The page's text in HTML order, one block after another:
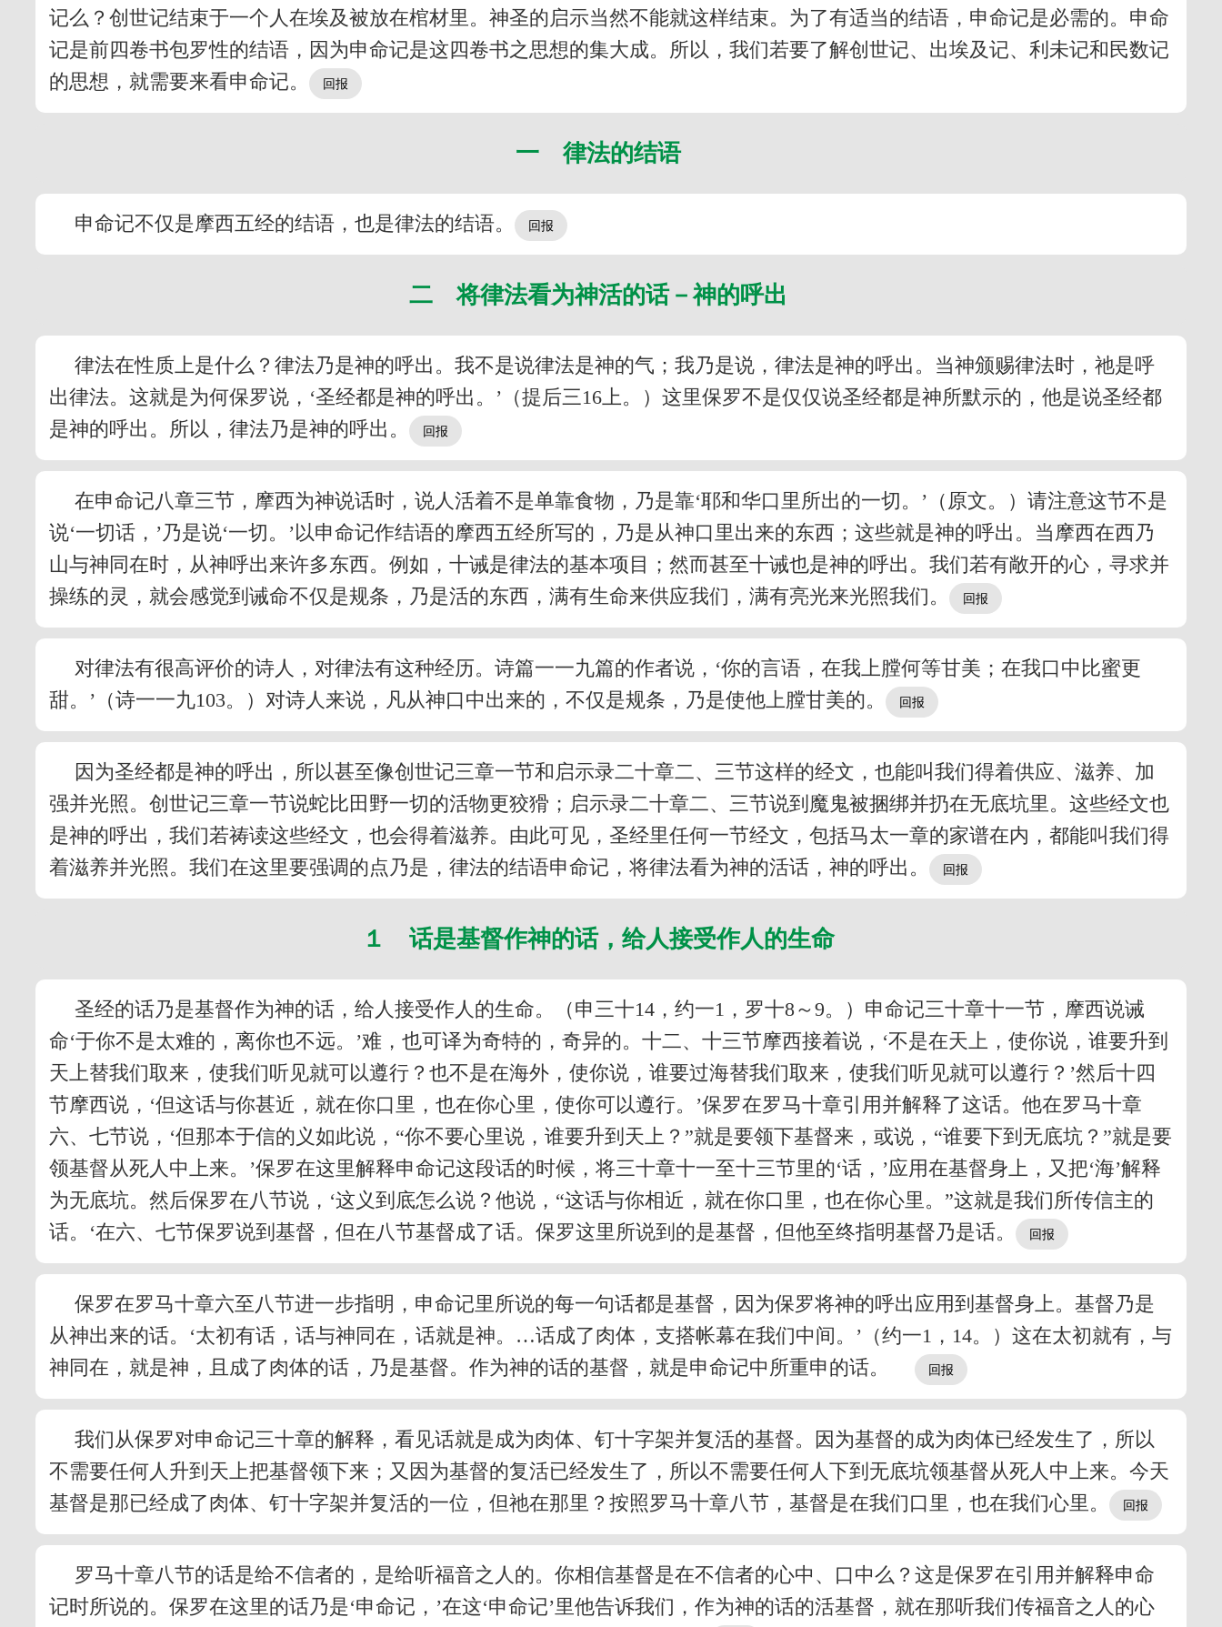
记么？创世记结束于一个人在埃及被放在棺材里。神圣的启示当然不能就这样结束。为了有适当的结语，申命记是必需的。申命
记是前四卷书包罗性的结语，因为申命记是这四卷书之思想的集大成。所以，我们若要了解创世记、出埃及记、利未记和民数记
的思想，就需要来看申命记。
一 律法的结语
申命记不仅是摩西五经的结语，也是律法的结语。
二 将律法看为神活的话－神的呼出
律法在性质上是什么？律法乃是神的呼出。我不是说律法是神的气；我乃是说，律法是神的呼出。当神颁赐律法时，祂是呼
出律法。这就是为何保罗说，‘圣经都是神的呼出。’（提后三16上。）这里保罗不是仅仅说圣经都是神所默示的，他是说圣经都
是神的呼出。所以，律法乃是神的呼出。
在申命记八章三节，摩西为神说话时，说人活着不是单靠食物，乃是靠‘耶和华口里所出的一切。’（原文。）请注意这节不是
说‘一切话，’乃是说‘一切。’以申命记作结语的摩西五经所写的，乃是从神口里出来的东西；这些就是神的呼出。当摩西在西乃
山与神同在时，从神呼出来许多东西。例如，十诫是律法的基本项目；然而甚至十诫也是神的呼出。我们若有敞开的心，寻求并
操练的灵，就会感觉到诫命不仅是规条，乃是活的东西，满有生命来供应我们，满有亮光来光照我们。
对律法有很高评价的诗人，对律法有这种经历。诗篇一一九篇的作者说，‘你的言语，在我上膛何等甘美；在我口中比蜜更
甜。’（诗一一九103。）对诗人来说，凡从神口中出来的，不仅是规条，乃是使他上膛甘美的。
因为圣经都是神的呼出，所以甚至像创世记三章一节和启示录二十章二、三节这样的经文，也能叫我们得着供应、滋养、加
强并光照。创世记三章一节说蛇比田野一切的活物更狡猾；启示录二十章二、三节说到魔鬼被捆绑并扔在无底坑里。这些经文也
是神的呼出，我们若祷读这些经文，也会得着滋养。由此可见，圣经里任何一节经文，包括马太一章的家谱在内，都能叫我们得
着滋养并光照。我们在这里要强调的点乃是，律法的结语申命记，将律法看为神的活话，神的呼出。
１ 话是基督作神的话，给人接受作人的生命
圣经的话乃是基督作为神的话，给人接受作人的生命。（申三十14，约一1，罗十8～9。）申命记三十章十一节，摩西说诫
命‘于你不是太难的，离你也不远。’难，也可译为奇特的，奇异的。十二、十三节摩西接着说，‘不是在天上，使你说，谁要升到
天上替我们取来，使我们听见就可以遵行？也不是在海外，使你说，谁要过海替我们取来，使我们听见就可以遵行？’然后十四
节摩西说，‘但这话与你甚近，就在你口里，也在你心里，使你可以遵行。’保罗在罗马十章引用并解释了这话。他在罗马十章
六、七节说，‘但那本于信的义如此说，“你不要心里说，谁要升到天上？”就是要领下基督来，或说，“谁要下到无底坑？”就是要
领基督从死人中上来。’保罗在这里解释申命记这段话的时候，将三十章十一至十三节里的‘话，’应用在基督身上，又把‘海’解释
为无底坑。然后保罗在八节说，‘这义到底怎么说？他说，“这话与你相近，就在你口里，也在你心里。”这就是我们所传信主的
话。‘在六、七节保罗说到基督，但在八节基督成了话。保罗这里所说到的是基督，但他至终指明基督乃是话。
保罗在罗马十章六至八节进一步指明，申命记里所说的每一句话都是基督，因为保罗将神的呼出应用到基督身上。基督乃是
从神出来的话。‘太初有话，话与神同在，话就是神。…话成了肉体，支搭帐幕在我们中间。’（约一1，14。）这在太初就有，与
神同在，就是神，且成了肉体的话，乃是基督。作为神的话的基督，就是申命记中所重申的话。
我们从保罗对申命记三十章的解释，看见话就是成为肉体、钉十字架并复活的基督。因为基督的成为肉体已经发生了，所以
不需要任何人升到天上把基督领下来；又因为基督的复活已经发生了，所以不需要任何人下到无底坑领基督从死人中上来。今天
基督是那已经成了肉体、钉十字架并复活的一位，但祂在那里？按照罗马十章八节，基督是在我们口里，也在我们心里。
罗马十章八节的话是给不信者的，是给听福音之人的。你相信基督是在不信者的心中、口中么？这是保罗在引用并解释申命
记时所说的。保罗在这里的话乃是‘申命记，’在这‘申命记’里他告诉我们，作为神的话的活基督，就在那听我们传福音之人的心